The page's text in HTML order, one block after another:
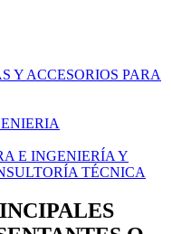
Y ACCESORIOS PARA
E INGENIERÍA Y
TÉCNICA